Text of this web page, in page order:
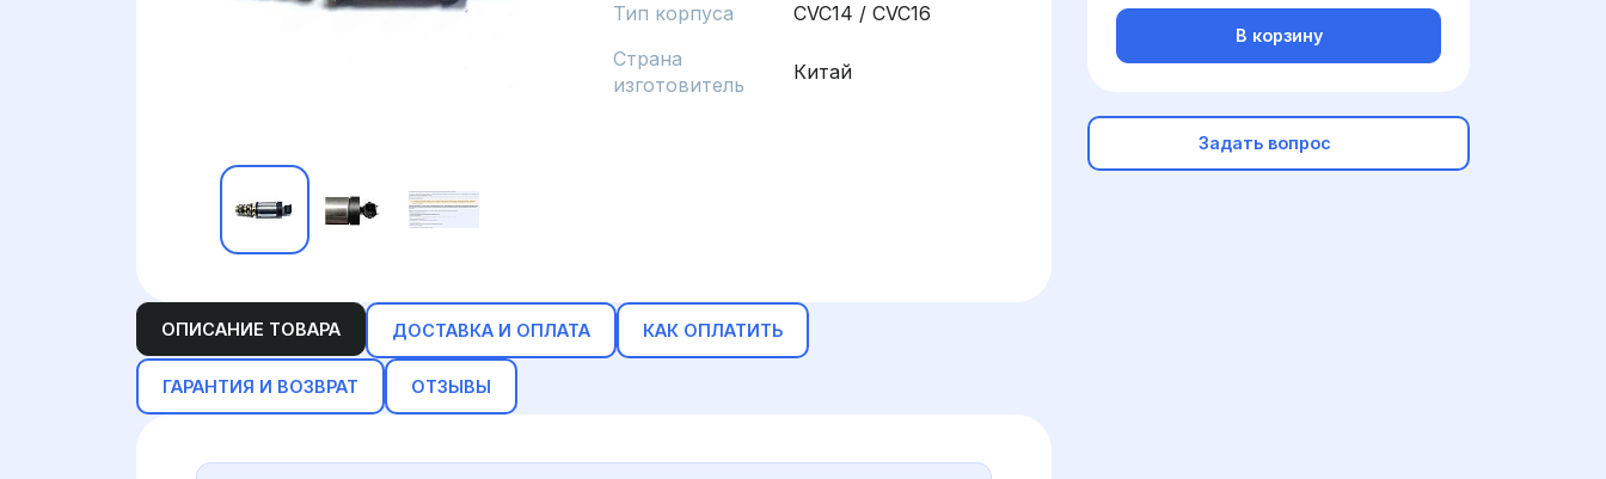
Тип корпуса
CVC14 / CVC16
Страна
изготовитель
Китай
ОПИСАНИЕ ТОВАРА ДОСТАВКА И ОПЛАТА КАК ОПЛАТИТЬ
ГАРАНТИЯ И ВОЗВРАТ ОТЗЫВЫ
В корзину
Задать вопрос